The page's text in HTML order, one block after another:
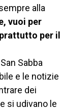
alla
vuoi per
per il
Sabba
e le notizie
dei
si udivano le